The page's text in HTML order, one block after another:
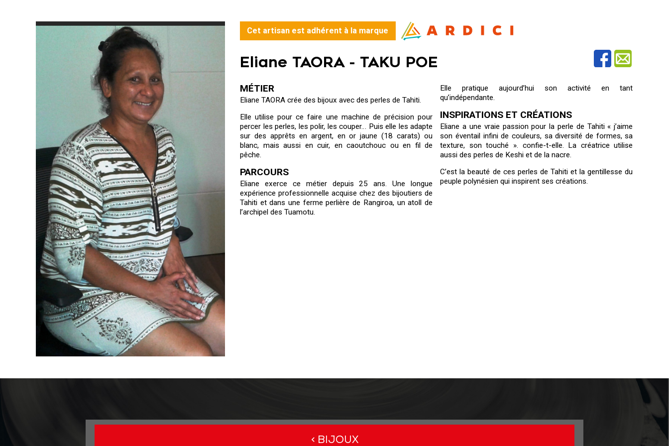
Cet artisan est adhérent à la marque
Eliane TAORA - TAKU POE
MÉTIER
Eliane TAORA crée des bijoux avec des perles de Tahiti.
Elle utilise pour ce faire une machine de précision pour
percer les perles, les polir, les couper… Puis elle les adapte
sur des apprêts en argent, en or jaune (18 carats) ou
blanc, mais aussi en cuir, en caoutchouc ou en fil de
pêche.
PARCOURS
Eliane exerce ce métier depuis 25 ans. Une longue
expérience professionnelle acquise chez des bijoutiers de
Tahiti et dans une ferme perlière de Rangiroa, un atoll de
l’archipel des Tuamotu.
Elle pratique aujourd’hui son activité en tant
qu’indépendante.
INSPIRATIONS ET CRÉATIONS
Eliane a une vraie passion pour la perle de Tahiti « j’aime
son éventail infini de couleurs, sa diversité de formes, sa
texture, son touché ». confie-t-elle. La créatrice utilise
aussi des perles de Keshi et de la nacre.
C’est la beauté de ces perles de Tahiti et la gentillesse du
peuple polynésien qui inspirent ses créations.
< BIJOUX